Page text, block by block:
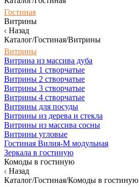
Гостиная
Витрины
Назад
Каталог/Гостиная/Витрины
Витрины
Витрина из массива дуба
Витрины 1 створчатые
Витрины 2 створчатые
Витрины 3 створчатые
Витрины 4 створчатые
Витрины для посуды
Витрины из дерева и стекла
Витрины из массива сосны
Витрины угловые
Гостиная Вилия-М модульная
Зеркала в гостиную
Комоды в гостиную
Назад
Каталог/Гостиная/Комоды в гостиную